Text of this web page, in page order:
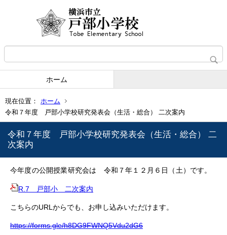
ホーム
現在位置：
ホーム
令和７年度 戸部小学校研究発表会（生活・総合） 二次案内
令和７年度 戸部小学校研究発表会（生活・総合） 二
次案内
今年度の公開授業研究会は 令和７年１２月６日（土）です。
R.7 戸部小 二次案内
こちらのURLからでも、お申し込みいただけます。
https://forms.gle/h8DG9FWNQ5Vdu2dG6